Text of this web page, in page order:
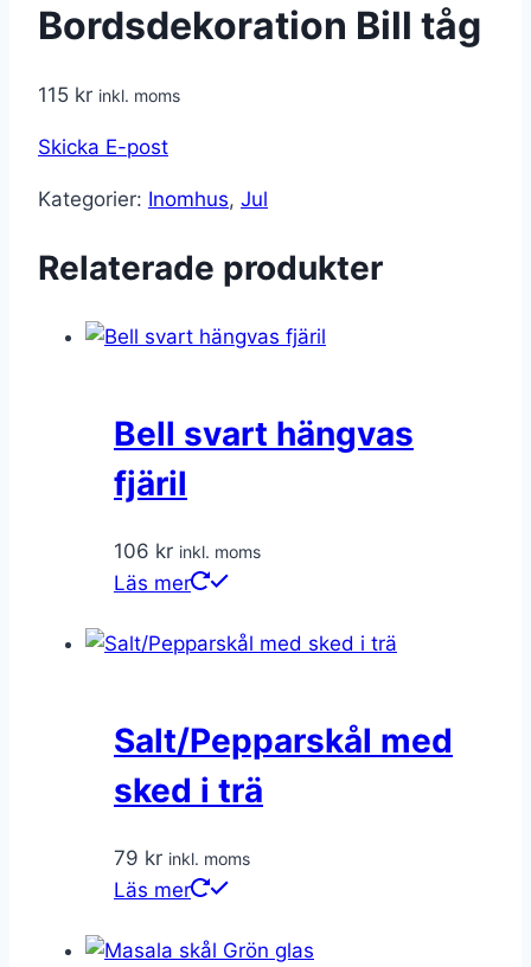
Bordsdekoration Bill tåg
115 kr inkl. moms
Skicka E-post
Kategorier: Inomhus, Jul
Relaterade produkter
Bell svart hängvas
fjäril
106 kr inkl. moms
Läs mer
Salt/Pepparskål med
sked i trä
79 kr inkl. moms
Läs mer